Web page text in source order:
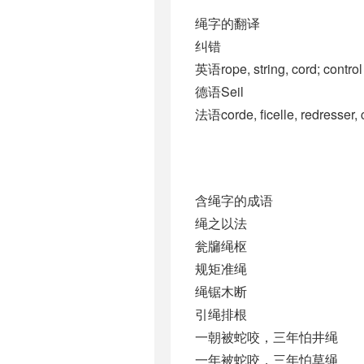
绳字的翻译
纠错
英语rope, string, cord; control
德语Seil
法语corde, ficelle, redresser,
含绳字的成语
绳之以法
瓮牖绳枢
规矩准绳
绳锯木断
引绳排根
一朝被蛇咬，三年怕井绳
一年被蛇咬，三年怕草绳